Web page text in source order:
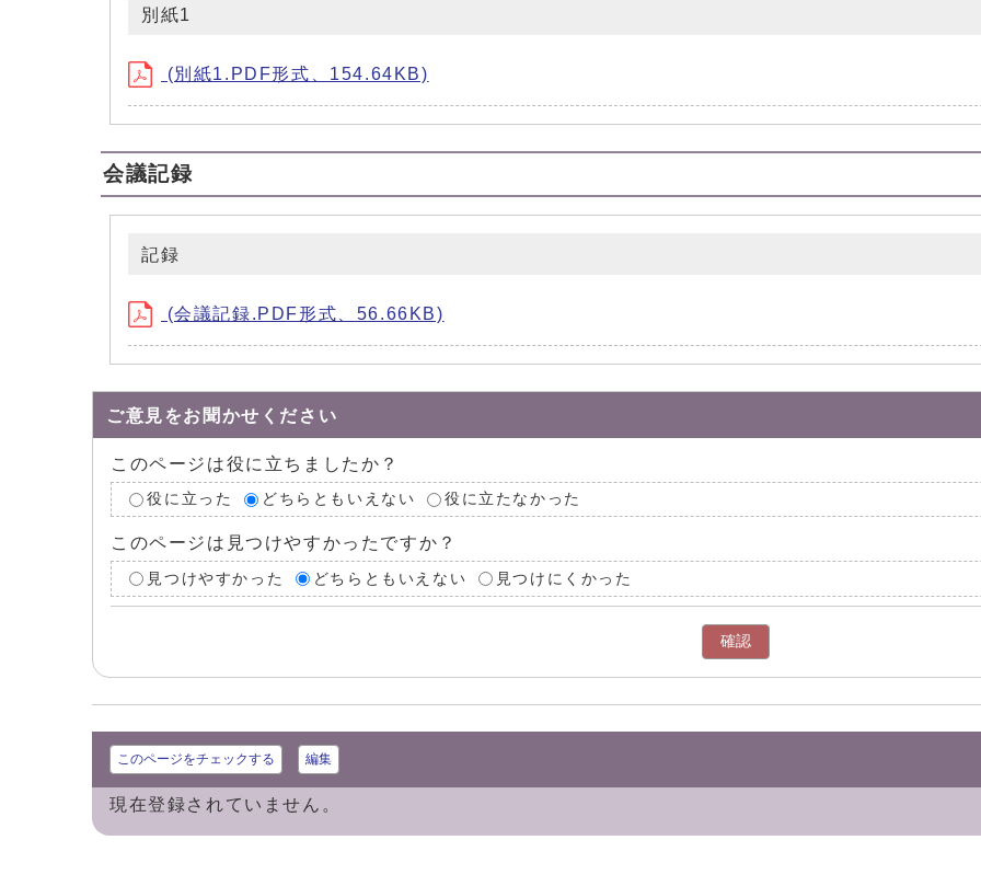
別紙1
(別紙1.PDF形式、154.64KB)
会議記録
記録
(会議記録.PDF形式、56.66KB)
ご意見をお聞かせください
このページは役に立ちましたか？
役に立った どちらともいえない 役に立たなかった
このページは見つけやすかったですか？
見つけやすかった どちらともいえない 見つけにくかった
確認
このページをチェックする 編集
現在登録されていません。